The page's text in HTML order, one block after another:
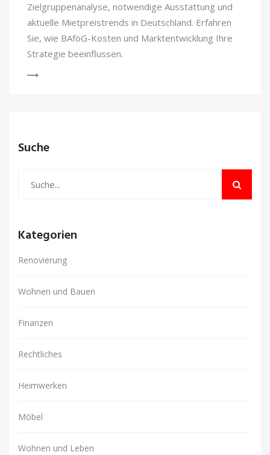
Zielgruppenanalyse, notwendige Ausstattung und
aktuelle Mietpreistrends in Deutschland. Erfahren
Sie, wie BAföG-Kosten und Marktentwicklung Ihre
Strategie beeinflussen.
Suche
Kategorien
Renovierung
Wohnen und Bauen
Finanzen
Rechtliches
Heimwerken
Möbel
Wohnen und Leben